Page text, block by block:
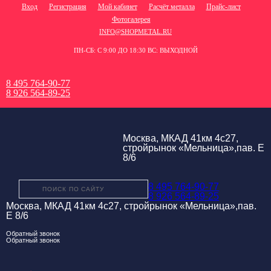
Вход Регистрация Мой кабинет Расчёт металла
Прайс-лист
Фотогалерея
INFO@SHOPMETAL.RU
ПН-СБ: С 9:00 ДО 18:30 ВС: ВЫХОДНОЙ
8 495 764-90-77
8 926 564-89-25
Москва, МКАД 41км 4с27,
стройрынок «Мельница»,пав. Е
8/6
8 495 764-90-77
8 926 564-89-25
Москва, МКАД 41км 4с27, стройрынок «Мельница»,пав.
Е 8/6
Обратный звонок
Обратный звонок